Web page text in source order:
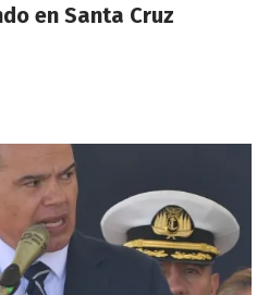
en Santa Cruz